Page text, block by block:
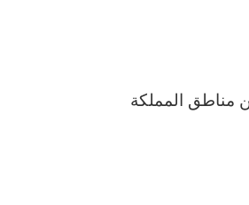
مناطق المملكة